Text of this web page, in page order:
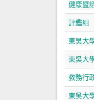
健康暨
評鑑組
東吳大
東吳大
教務行
東吳大